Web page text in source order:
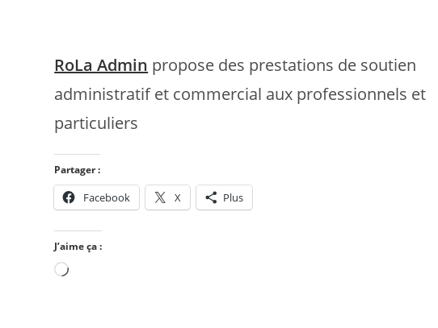
RoLa Admin propose des prestations de soutien
administratif et commercial aux professionnels et
particuliers
Partager :
Facebook X Plus
J’aime ça :